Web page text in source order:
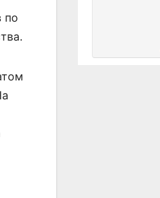
по